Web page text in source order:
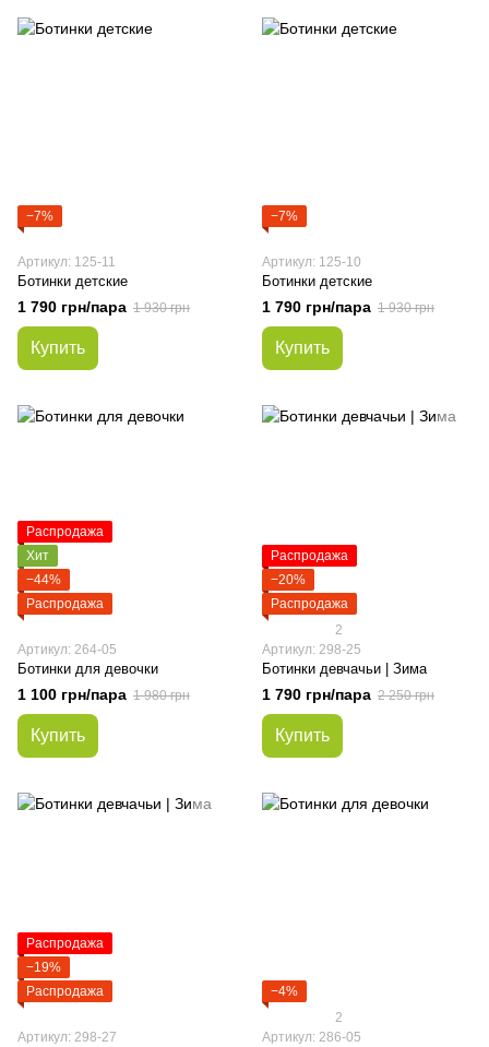
−7%
Артикул: 125-11
Ботинки детские
1 790 грн/пара 1 930 грн
Купить
−7%
Артикул: 125-10
Ботинки детские
1 790 грн/пара 1 930 грн
Купить
Распродажа
Хит
−44%
Распродажа
Артикул: 264-05
Ботинки для девочки
1 100 грн/пара 1 980 грн
Купить
Распродажа
−20%
Распродажа
2
Артикул: 298-25
Ботинки девчачьи | Зима
1 790 грн/пара 2 250 грн
Купить
Распродажа
−19%
Распродажа
Артикул: 298-27
−4%
2
Артикул: 286-05